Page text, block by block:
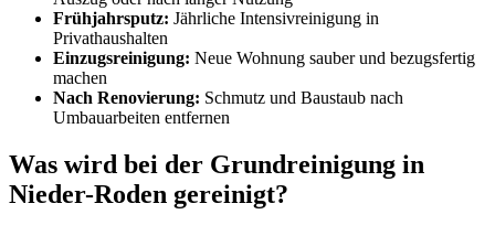
Frühjahrsputz: Jährliche Intensivreinigung in
Privathaushalten
Einzugsreinigung: Neue Wohnung sauber und bezugsfertig
machen
Nach Renovierung: Schmutz und Baustaub nach
Umbauarbeiten entfernen
Was wird bei der Grundreinigung in
Nieder-Roden gereinigt?